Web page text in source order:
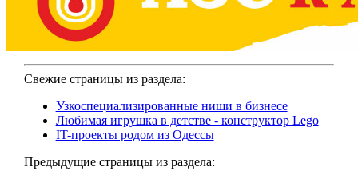
Свежие страницы из раздела:
Узкоспециализированные ниши в бизнесе
Любимая игрушка в детстве - конструктор Lego
IT-проекты родом из Одессы
Предыдущие страницы из раздела: